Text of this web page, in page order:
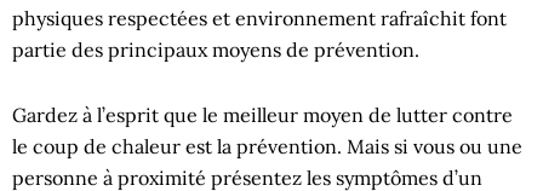
physiques respectées et environnement rafraîchit font
partie des principaux moyens de prévention.
Gardez à l’esprit que le meilleur moyen de lutter contre
le coup de chaleur est la prévention. Mais si vous ou une
personne à proximité présentez les symptômes d’un